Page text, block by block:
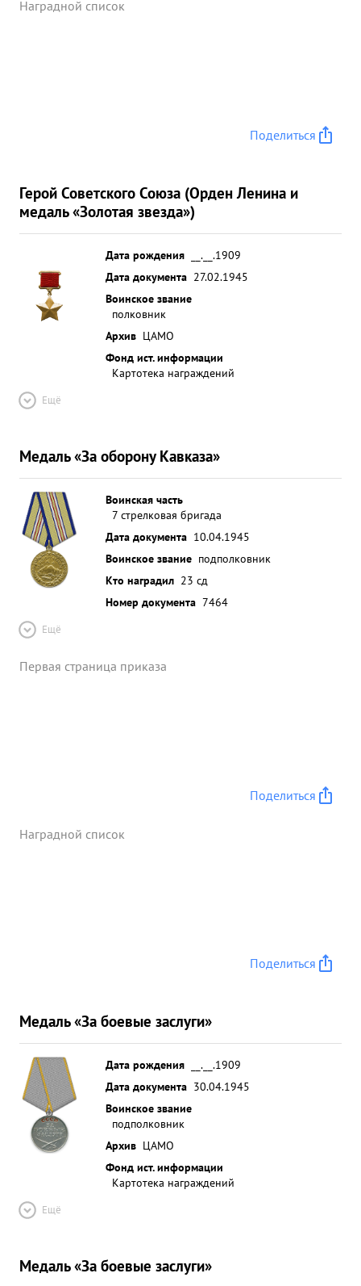
Наградной список
Поделиться
Герой Советского Союза (Орден Ленина и
медаль «Золотая звезда»)
Дата рождения
__.__.1909
Дата документа 27.02.1945
Воинское звание
полковник
Архив ЦАМО
Фонд ист. информации
Картотека награждений
Ещё
Медаль «За оборону Кавказа»
Воинская часть
7 стрелковая бригада
Дата документа 10.04.1945
Воинское звание подполковник
Кто наградил 23 сд
Номер документа 7464
Ещё
Первая страница приказа
Поделиться
Наградной список
Поделиться
Медаль «За боевые заслуги»
Дата рождения
__.__.1909
Дата документа 30.04.1945
Воинское звание
подполковник
Архив ЦАМО
Фонд ист. информации
Картотека награждений
Ещё
Медаль «За боевые заслуги»